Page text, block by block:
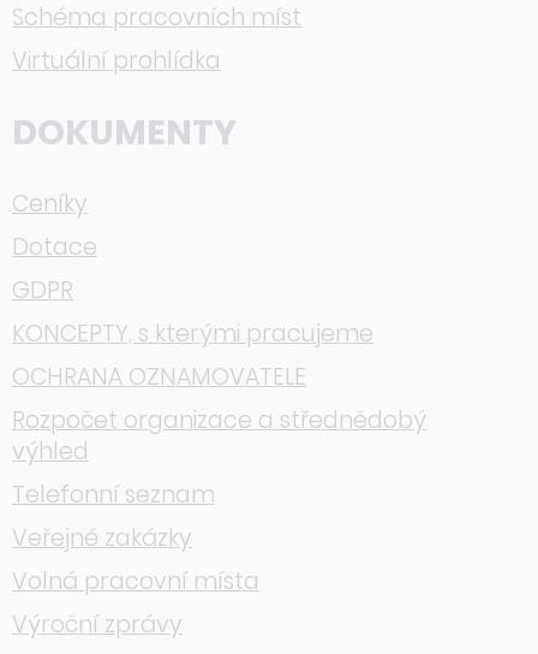
Schéma pracovních míst
Virtuální prohlídka
DOKUMENTY
Ceníky
Dotace
GDPR
KONCEPTY, s kterými pracujeme
OCHRANA OZNAMOVATELE
Rozpočet organizace a střednědobý
výhled
Telefonní seznam
Veřejné zakázky
Volná pracovní místa
Výroční zprávy